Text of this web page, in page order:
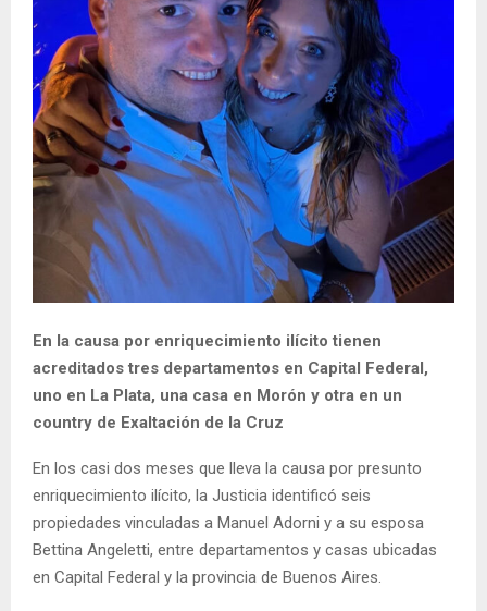
En la causa por enriquecimiento ilícito tienen
acreditados tres departamentos en Capital Federal,
uno en La Plata, una casa en Morón y otra en un
country de Exaltación de la Cruz
En los casi dos meses que lleva la causa por presunto
enriquecimiento ilícito, la Justicia identificó seis
propiedades vinculadas a Manuel Adorni y a su esposa
Bettina Angeletti, entre departamentos y casas ubicadas
en Capital Federal y la provincia de Buenos Aires.